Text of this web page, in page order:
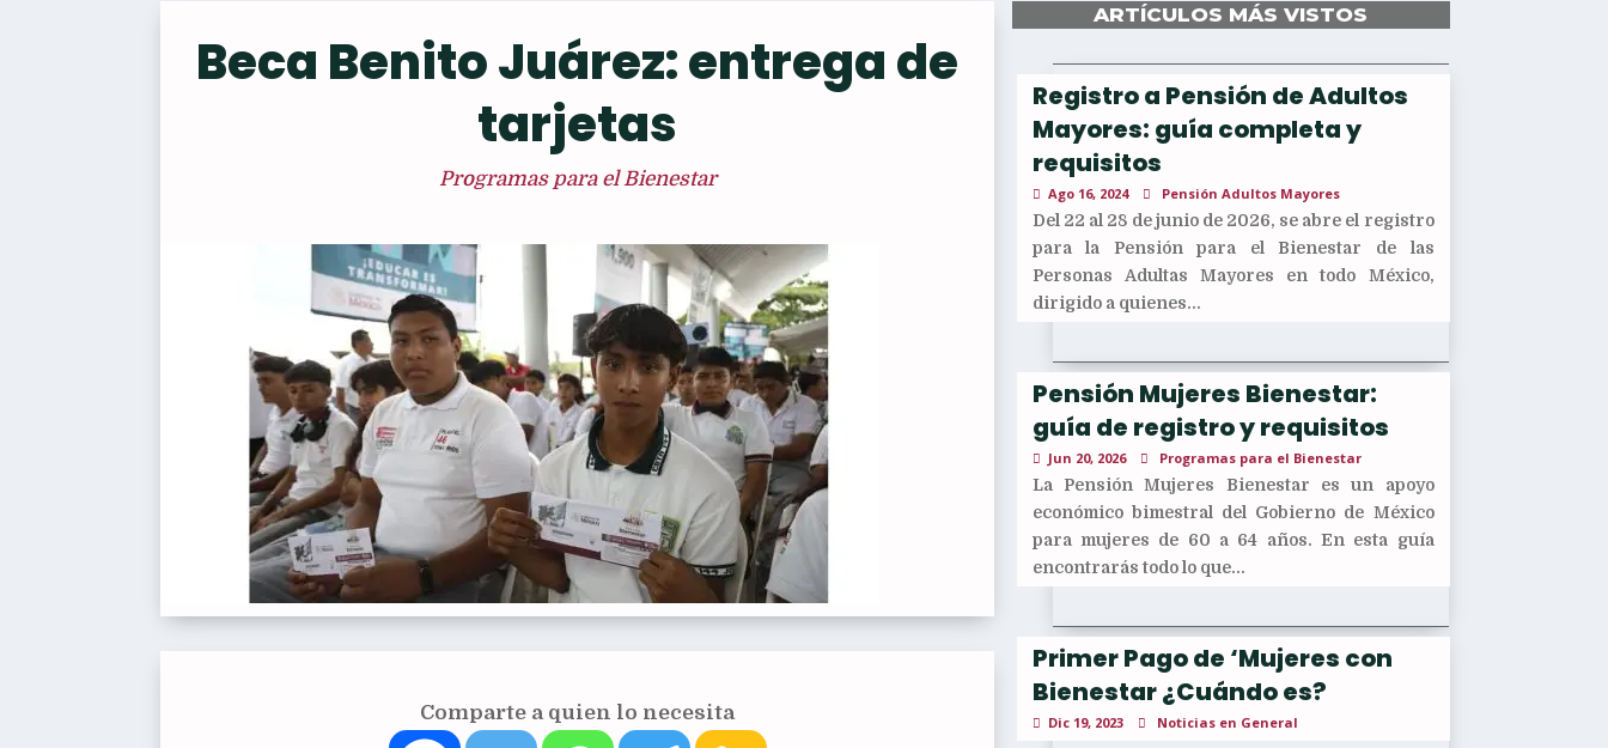
Beca Benito Juárez: entrega de
tarjetas
Programas para el Bienestar
Comparte a quien lo necesita
ARTÍCULOS MÁS VISTOS
Registro a Pensión de Adultos
Mayores: guía completa y
requisitos
Ago 16, 2024 Pensión Adultos Mayores
Del 22 al 28 de junio de 2026, se abre el registro
para la Pensión para el Bienestar de las
Personas Adultas Mayores en todo México,
dirigido a quienes...
Pensión Mujeres Bienestar:
guía de registro y requisitos
Jun 20, 2026 Programas para el Bienestar
La Pensión Mujeres Bienestar es un apoyo
económico bimestral del Gobierno de México
para mujeres de 60 a 64 años. En esta guía
encontrarás todo lo que...
Primer Pago de ‘Mujeres con
Bienestar ¿Cuándo es?
Dic 19, 2023 Noticias en General